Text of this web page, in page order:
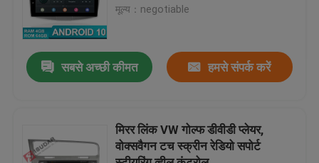
समाचार
मामलों
Shopping
मूल्य：negotiable
सबसे अच्छी कीमत हमसे संपर्क करें
मिरर लिंक VW गोल्फ डीवीडी प्लेयर,
वोक्सवैगन टच स्क्रीन रेडियो सपोर्ट